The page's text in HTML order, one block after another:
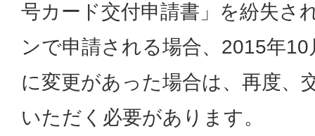
号カード交付申請書」を紛失さ
ンで申請される場合、2015年
に変更があった場合は、再度、
いただく必要があります。